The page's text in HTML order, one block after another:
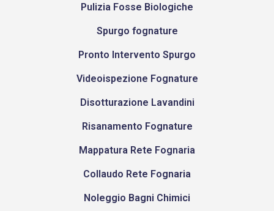
Pulizia Fosse Biologiche
Spurgo fognature
Pronto Intervento Spurgo
Videoispezione Fognature
Disotturazione Lavandini
Risanamento Fognature
Mappatura Rete Fognaria
Collaudo Rete Fognaria
Noleggio Bagni Chimici